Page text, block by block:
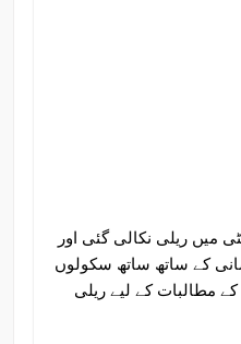
میں ریلی نکالی گئی اور
کے ساتھ ساتھ سکولوں
کے مطالبات کے لیے ریلی